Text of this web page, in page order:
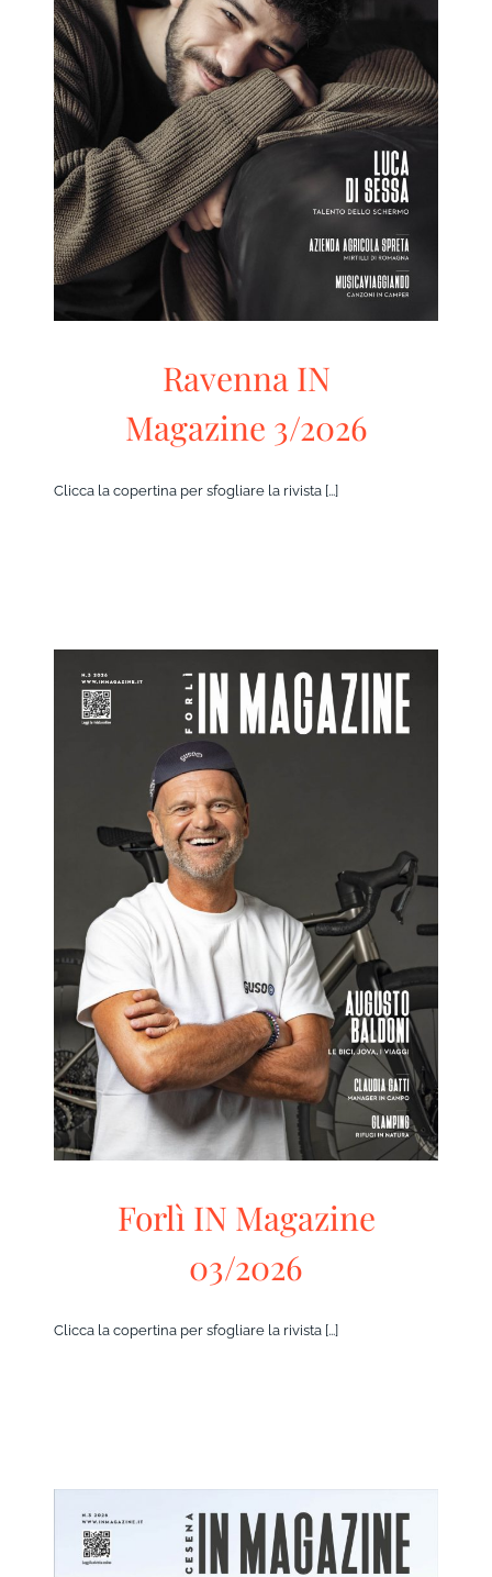
Ravenna IN Magazine 3/2026
Ravenna IN RivistaHome
Ravenna IN
Magazine 3/2026
Clicca la copertina per sfogliare la rivista [...]
Forlì IN Magazine 03/2026
Forlì IN RivistaHome
Forlì IN Magazine
03/2026
Clicca la copertina per sfogliare la rivista [...]